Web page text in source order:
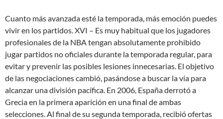
Cuanto más avanzada esté la temporada, más emoción puedes
vivir en los partidos. XVI – Es muy habitual que los jugadores
profesionales de la NBA tengan absolutamente prohibido
jugar partidos no oficiales durante la temporada regular, para
evitar y prevenir las posibles lesiones innecesarias. El objetivo
de las negociaciones cambió, pasándose a buscar la vía para
alcanzar una división pacífica. En 2006, España derrotó a
Grecia en la primera aparición en una final de ambas
selecciones. Al final de su segunda temporada, recibió ofertas